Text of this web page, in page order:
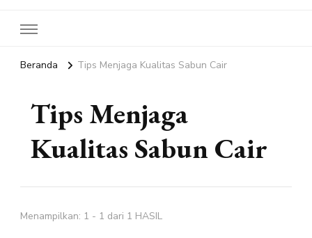
Beranda Tips Menjaga Kualitas Sabun Cair
Tips Menjaga
Kualitas Sabun Cair
Menampilkan: 1 - 1 dari 1 HASIL